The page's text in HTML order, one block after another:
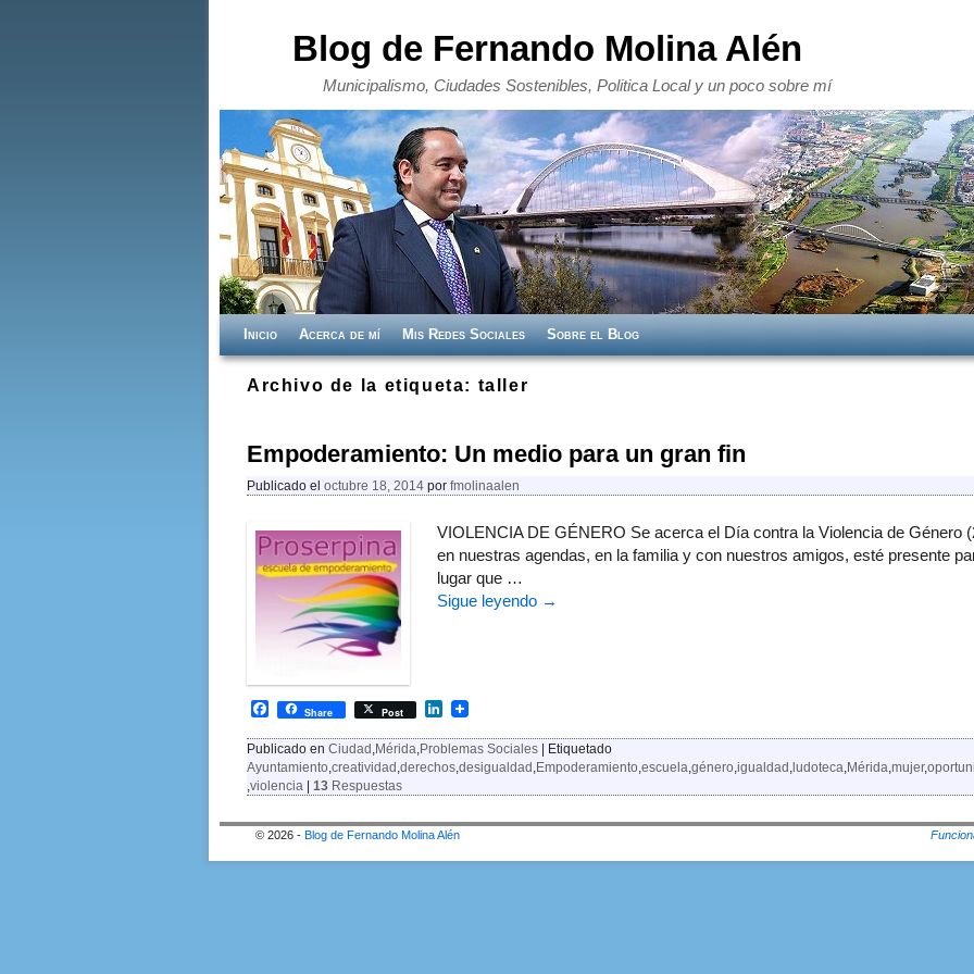
Blog de Fernando Molina Alén
Municipalismo, Ciudades Sostenibles, Politica Local y un poco sobre mí
Inicio Acerca de mí Mis Redes Sociales Sobre el Blog
Archivo de la etiqueta: taller
Empoderamiento: Un medio para un gran fin
Publicado el octubre 18, 2014 por fmolinaalen
VIOLENCIA DE GÉNERO Se acerca el Día contra la Violencia de Género
en nuestras agendas, en la familia y con nuestros amigos, esté presente
lugar que …
Sigue leyendo →
F
c
e
b
o
k
Share Post
L
n
k
e
d
n
Publicado en Ciudad Mérida Problemas Sociales | Etiquetado
Ayuntamiento creatividad derechos desigualdad Empoderamiento escuela género igualdad ludoteca Mérida mujer,
violencia | 13 Respuestas
© 2026 - Blog de Fernando Molina Alén